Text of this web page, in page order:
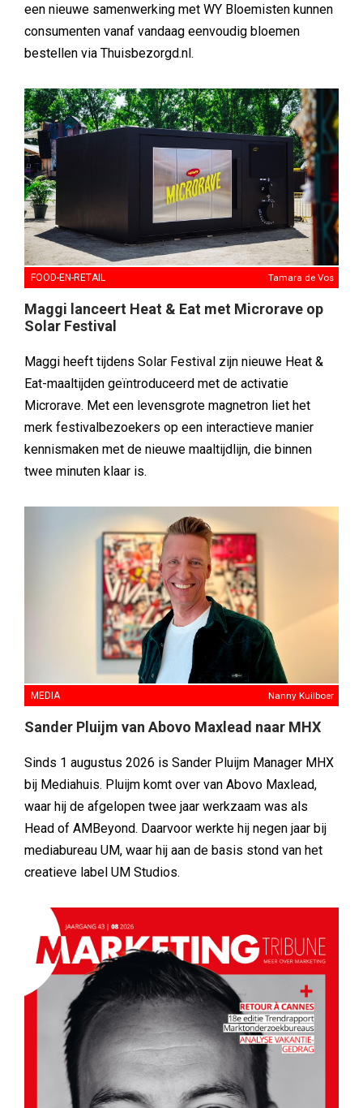
een nieuwe samenwerking met WY Bloemisten kunnen
consumenten vanaf vandaag eenvoudig bloemen
bestellen via Thuisbezorgd.nl.
FOOD-EN-RETAIL Tamara de Vos
Maggi lanceert Heat & Eat met Microrave op
Solar Festival
Maggi heeft tijdens Solar Festival zijn nieuwe Heat &
Eat-maaltijden geïntroduceerd met de activatie
Microrave. Met een levensgrote magnetron liet het
merk festivalbezoekers op een interactieve manier
kennismaken met de nieuwe maaltijdlijn, die binnen
twee minuten klaar is.
MEDIA Nanny Kuilboer
Sander Pluijm van Abovo Maxlead naar MHX
Sinds 1 augustus 2026 is Sander Pluijm Manager MHX
bij Mediahuis. Pluijm komt over van Abovo Maxlead,
waar hij de afgelopen twee jaar werkzaam was als
Head of AMBeyond. Daarvoor werkte hij negen jaar bij
mediabureau UM, waar hij aan de basis stond van het
creatieve label UM Studios.